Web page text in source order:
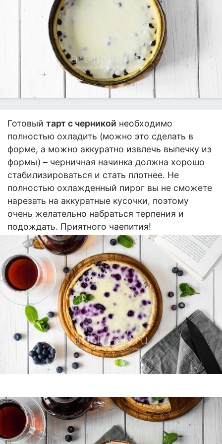
Готовый тарт с черникой необходимо
полностью охладить (можно это сделать в
форме, а можно аккуратно извлечь выпечку из
формы) – черничная начинка должна хорошо
стабилизироваться и стать плотнее. Не
полностью охлажденный пирог вы не сможете
нарезать на аккуратные кусочки, поэтому
очень желательно набраться терпения и
подождать. Приятного чаепития!